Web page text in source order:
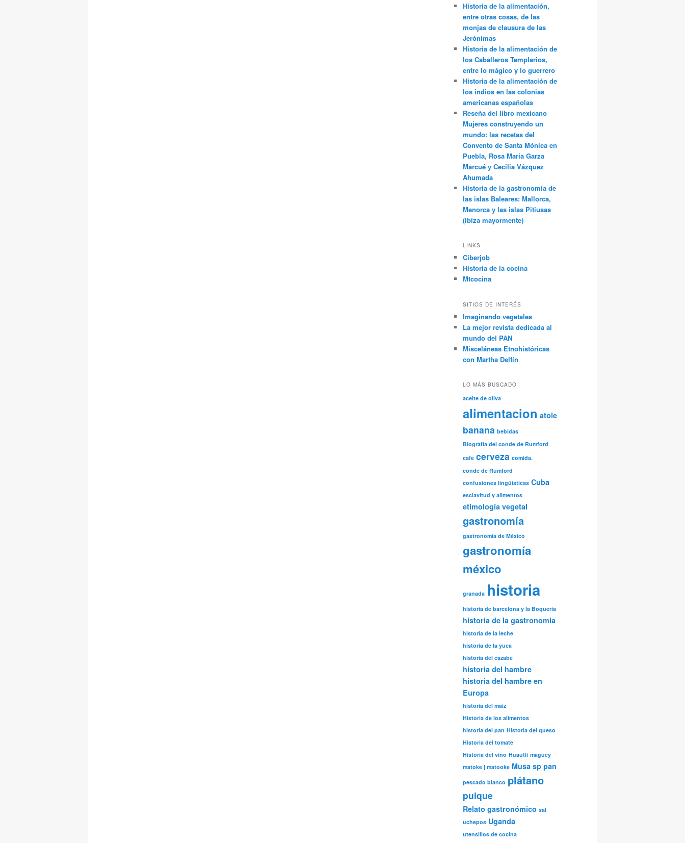
Historia de la alimentación,
entre otras cosas, de las
monjas de clausura de las
Jerónimas
Historia de la alimentación de
los Caballeros Templarios,
entre lo mágico y lo guerrero
Historia de la alimentación de
los indios en las colonias
americanas españolas
Reseña del libro mexicano
Mujeres construyendo un
mundo: las recetas del
Convento de Santa Mónica en
Puebla, Rosa María Garza
Marcué y Cecilia Vázquez
Ahumada
Historia de la gastronomía de
las islas Baleares: Mallorca,
Menorca y las islas Pitiusas
(Ibiza mayormente)
LINKS
Ciberjob
Historia de la cocina
Mtcocina
SITIOS DE INTERÉS
Imaginando vegetales
La mejor revista dedicada al
mundo del PAN
Misceláneas Etnohistóricas
con Martha Delfín
LO MÁS BUSCADO
aceite de oliva
alimentacion atole
banana bebidas
Biografía del conde de Rumford
cafe cerveza comida.
conde de Rumford
confusiones lingüísticas Cuba
esclavitud y alimentos
etimología vegetal
gastronomía
gastronomía de México
gastronomía
méxico
granada historia
historia de barcelona y la Boqueria
historia de la gastronomia
historia de la leche
historia de la yuca
historia del cazabe
historia del hambre
historia del hambre en
Europa
historia del maíz
Historia de los alimentos
historia del pan Historia del queso
Historia del tomate
Historia del vino Huautli maguey
matoke | matooke Musa sp pan
pescado blanco plátano
pulque
Relato gastronómico sal
uchepos Uganda
utensilios de cocina